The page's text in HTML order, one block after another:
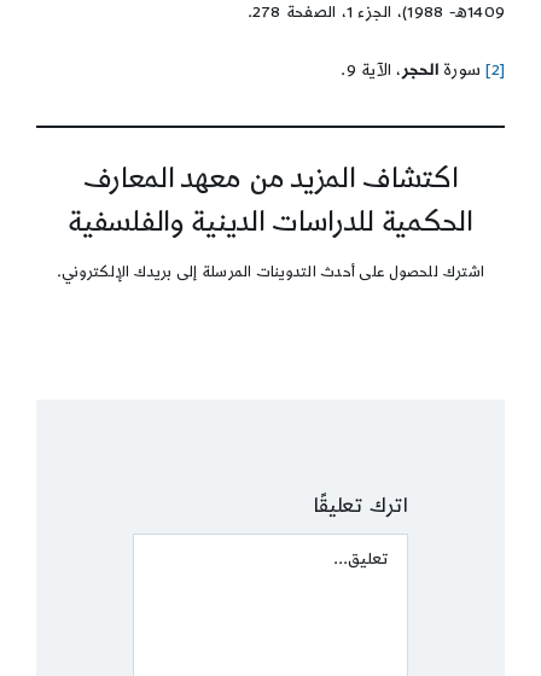
1409ه- 1988)، الجزء 1، الصفحة 278.
[2] سورةالحجر ، الآية 9.
اكتشاف المزيد من معهد المعارف
الحكمية للدراسات الدينية والفلسفية
اشترك للحصول على أحدث التدوينات المرسلة إلى بريدك الإلكتروني.
اترك تعليقًا
Comment